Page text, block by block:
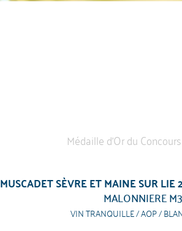
MUSCADET SÈVRE ET MAINE SUR LIE
MALONNIERE M3
VIN TRANQUILLE / AOP /